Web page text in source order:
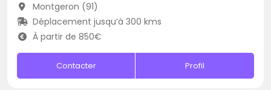
Montgeron (91)
Déplacement jusqu’à 300 kms
À partir de 850€
Contacter Profil